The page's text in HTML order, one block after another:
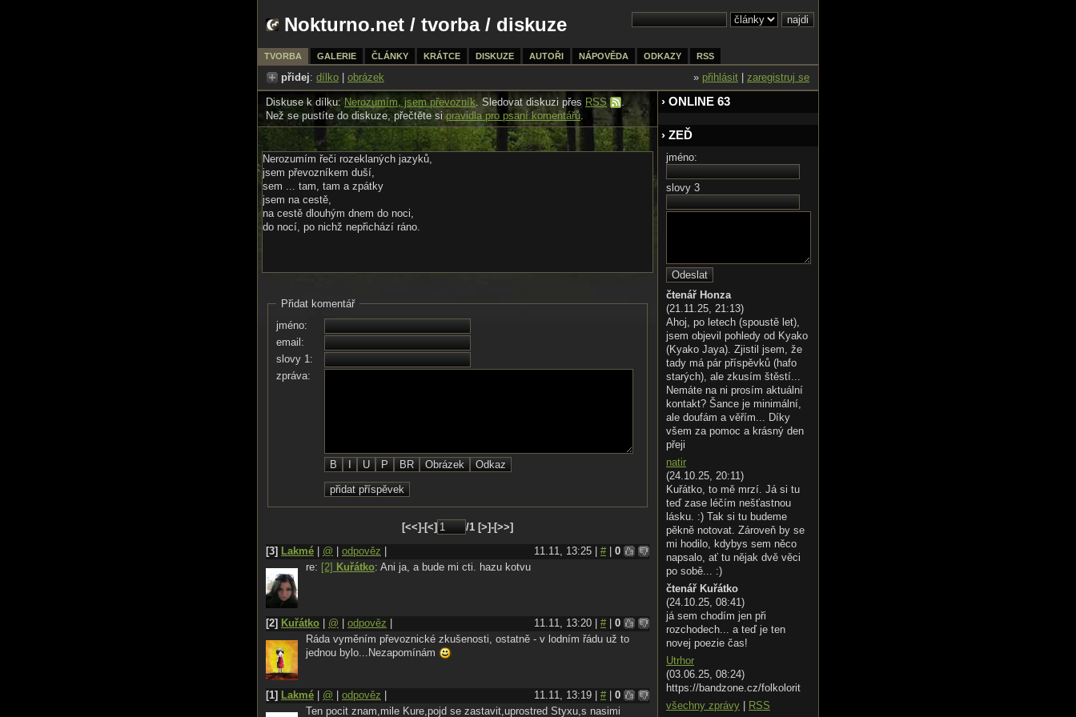
Nokturno.net / tvorba/ diskuze
TVORBA GALERIE ČLÁNKY KRÁTCE DISKUZE AUTOŘI NÁPOVĚDA ODKAZY RSS
přidej: dílko obrázek » přihlásit zaregistruj se
Diskuse k dílku: Nerozumím, jsem převozník. Sledovat diskuzi přes RSS
.
Než se pustíte do diskuze, přečtěte sipravidla pro psaní komentářů.
Nerozumím řeči rozeklaných jazyků,
jsem převozníkem duší,
sem ... tam, tam a zpátky
jsem na cestě,
na cestě dlouhým dnem do noci,
do nocí, po nichž nepřichází ráno.
Přidat komentář
jméno:
email:
slovy 1:
zpráva:
[<<]-[<]
/1 [>]-[>>]
[3] Lakmé @ odpověz 11.11, 13:25 | #| 0
re: [2] Kuřátko: Ani ja, a bude mi cti. hazu kotvu
[2] Kuřátko @ odpověz 11.11, 13:20 | #| 0
Ráda vyměním převoznické zkušenosti, ostatně - v lodním řádu už to
jednou bylo...Nezapomínám
[1] Lakmé @ odpověz 11.11, 13:19 | #| 0
Ten pocit znam,mile Kure,pojd se zastavit,uprostred Styxu,s nasimi
› ONLINE 63
› ZEĎ
jméno:
slovy 3
čtenář Honza
(21.11.25, 21:13)
Ahoj, po letech (spoustě let),
jsem objevil pohledy od Kyako
(Kyako Jaya). Zjistil jsem, že
tady má pár příspěvků (hafo
starých), ale zkusím štěstí...
Nemáte na ni prosím aktuální
kontakt? Šance je minimální,
ale doufám a věřím... Díky
všem za pomoc a krásný den
přeji
natir
(24.10.25, 20:11)
Kuřátko, to mě mrzí. Já si tu
teď zase léčím nešťastnou
lásku. :) Tak si tu budeme
pěkně notovat. Zároveň by se
mi hodilo, kdybys sem něco
napsalo, ať tu nějak dvě věci
po sobě... :)
čtenář Kuřátko
(24.10.25, 08:41)
já sem chodím jen při
rozchodech... a teď je ten
novej poezie čas!
Utrhor
(03.06.25, 08:24)
https://bandzone.cz/folkolorit
všechny zprávy
RSS